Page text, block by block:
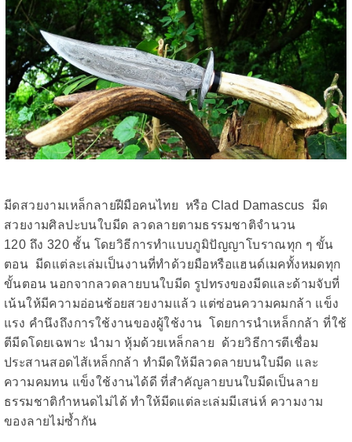
มีดสวยงามเหล็กลายฝีมือคนไทย หรือ Clad Damascus
มีด
สวยงามศิลปะบนใบมีด ลวดลายตามธรรมชาติจำนวน
120 ถึง 320 ชั้น โดยวิธีการทำแบบภูมิปัญญาโบราณทุก ๆ ขั้น
ตอน มีดแต่ละเล่มเป็นงานที่ทำด้วยมือหรือแฮนด์เมคทั้งหมดทุก
ขั้นตอน นอกจากลวดลายบนใบมีด รูปทรงของมีดและด้ามจับที่
เน้นให้มีความอ่อนช้อยสวยงามแล้ว แต่ซ่อนความคมกล้า แข็ง
แรง คำนึงถึงการใช้งานของผู้ใช้งาน โดยการนำเหล็กกล้า ที่ใช้
ตีมีดโดยเฉพาะ นำมา หุ้มด้วยเหล็กลาย
ด้วยวิธีการตีเชื่อม
ประสานสอดไส้เหล็กกล้า ทำมีดให้มีลวดลายบนใบมีด และ
ความคมทน แข็งใช้งานได้ดี ที่สำคัญลายบนใบมีดเป็นลาย
ธรรมชาติกำหนดไม่ได้ ทำให้มีดแต่ละเล่มมีเสน่ห์ ความงาม
ของลายไม่ซ้ำกัน